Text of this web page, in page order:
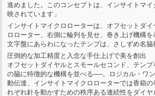
進めました。このコンセプトは、インサイトマイ
映されています」
インサイトマイクロローターは、オフセットダイ
ロローター、右側に輪列を見せ、巻き上げ機構を
文字盤にあらわになったテンプは、さしずめ名脇
圧倒的な加工精度と入念な手仕上げで美を創出
オフセットダイヤルとスモールセコンド、テン
の脇に特徴的な機構を並べる──。ロジカル・ワ
動伝達、インサイトマイクロローターでは香箱
れぞれ針を動かすための秩序ある連続性をダイヤ